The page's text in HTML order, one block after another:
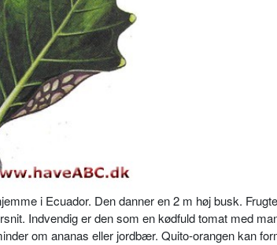
i Ecua­dor. Den danner en 2 m høj busk.
Indvendig er den som en kødfuld to­mat med
om ananas eller jordbær. Quito-orangen kan